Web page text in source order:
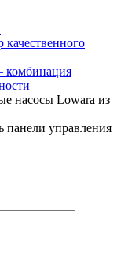
комбинация
насосы Lowara из
панели управления